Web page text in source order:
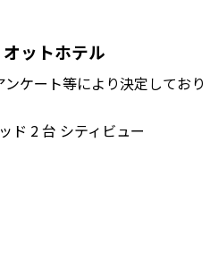
ットホテル
ンケート等により決定しており
ド 2 台 シティビュー